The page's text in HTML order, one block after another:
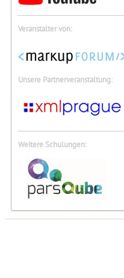
Veranstalter von:
Unsere Partnerveranstaltung:
Weitere Schulungen: